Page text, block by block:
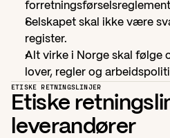
Selskapet skal ikke være
register.
Alt virke i Norge skal følge
lover, regler og
ETISKE RETNINGSLINJER
Etiske
leverandører